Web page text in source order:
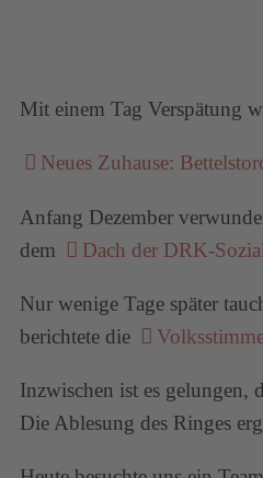
Mit einem Tag Verspätung
Neues Zuhause:
Anfang Dezember
dem
Dach der DRK-
Nur wenige Tage später
berichtete die
Inzwischen ist es gelungen,
Die Ablesung des Ringes